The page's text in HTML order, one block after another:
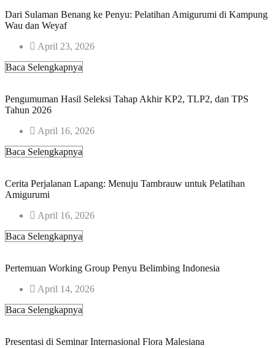
Dari Sulaman Benang ke Penyu: Pelatihan Amigurumi di Kampung
Wau dan Weyaf
April 23, 2026
Baca Selengkapnya
Pengumuman Hasil Seleksi Tahap Akhir KP2, TLP2, dan TPS
Tahun 2026
April 16, 2026
Baca Selengkapnya
Cerita Perjalanan Lapang: Menuju Tambrauw untuk Pelatihan
Amigurumi
April 16, 2026
Baca Selengkapnya
Pertemuan Working Group Penyu Belimbing Indonesia
April 14, 2026
Baca Selengkapnya
Presentasi di Seminar Internasional Flora Malesiana